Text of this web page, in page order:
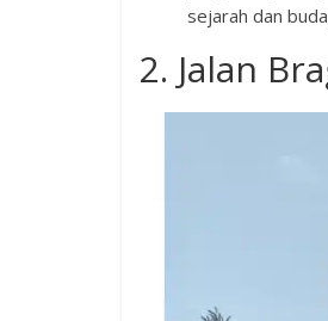
sejarah dan
2. Jalan